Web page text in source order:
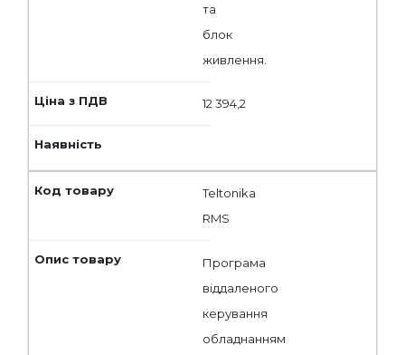
та
блок
живлення.
12 394,2
Teltonika
RMS
Програма
віддаленого
керування
обладнанням